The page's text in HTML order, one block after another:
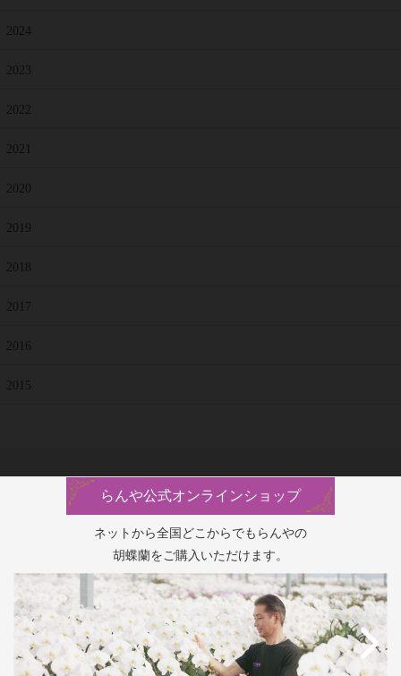
2024
2023
2022
2021
2020
2019
2018
2017
2016
2015
らんや公式オンラインショップ
ネットから全国どこからでもらんやの
胡蝶蘭をご購入いただけます。